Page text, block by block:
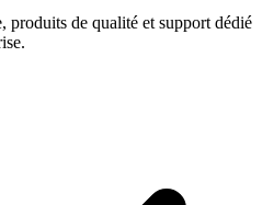
produits de qualité et support dédié